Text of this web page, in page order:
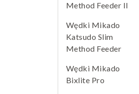
Method Feeder II
Wędki Mikado
Katsudo Slim
Method Feeder
Wędki Mikado
Bixlite Pro